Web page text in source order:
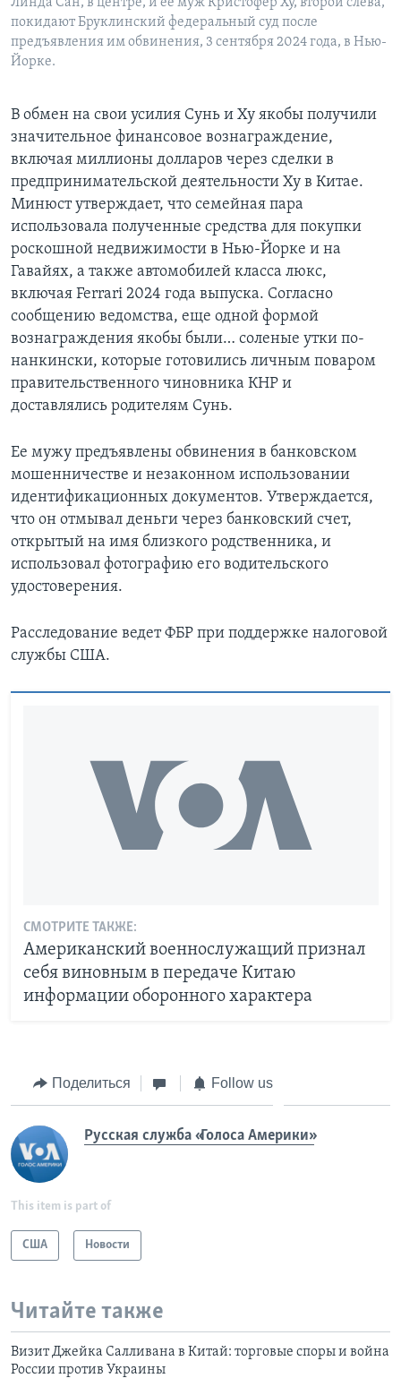
Линда Сан, в центре, и ее муж Кристофер Ху, второй слева,
покидают Бруклинский федеральный суд после
предъявления им обвинения, 3 сентября 2024 года, в Нью-
Йорке.
В обмен на свои усилия Сунь и Ху якобы получили
значительное финансовое вознаграждение,
включая миллионы долларов через сделки в
предпринимательской деятельности Ху в Китае.
Минюст утверждает, что семейная пара
использовала полученные средства для покупки
роскошной недвижимости в Нью-Йорке и на
Гавайях, а также автомобилей класса люкс,
включая Ferrari 2024 года выпуска. Согласно
сообщению ведомства, еще одной формой
вознаграждения якобы были… соленые утки по-
нанкински, которые готовились личным поваром
правительственного чиновника КНР и
доставлялись родителям Сунь.
Ее мужу предъявлены обвинения в банковском
мошенничестве и незаконном использовании
идентификационных документов. Утверждается,
что он отмывал деньги через банковский счет,
открытый на имя близкого родственника, и
использовал фотографию его водительского
удостоверения.
Расследование ведет ФБР при поддержке налоговой
службы США.
СМОТРИТЕ ТАКЖЕ:
Американский военнослужащий признал
себя виновным в передаче Китаю
информации оборонного характера
Поделиться Follow us
Русская служба «Голоса Америки»
This item is part of
США Новости
Читайте также
Визит Джейка Салливана в Китай: торговые споры и война
России против Украины